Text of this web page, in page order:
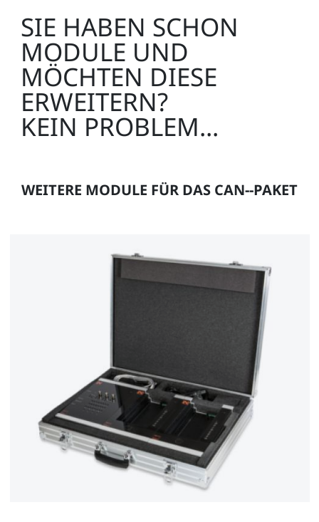
Rückleuchteneinheit mit LED-Rückleuchte (links)
CO3216-2P
1
CO3216-3D
Zusatzscheinwerfer
CO3216-2B
SIE HABEN SCHON
MODULE UND
MÖCHTEN DIESE
ERWEITERN?
KEIN PROBLEM...
WEITERE MODULE FÜR DAS CAN--PAKET